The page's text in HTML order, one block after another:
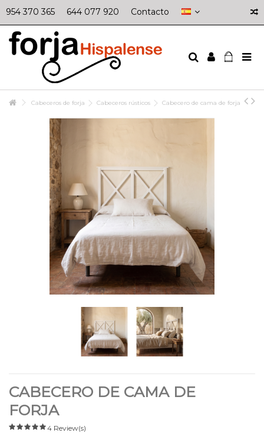
954 370 365 644 077 920 Contacto
Cabeceros de forja Cabeceros rústicos Cabecero de cama de forja
CABECERO DE CAMA DE
FORJA
4 Review(s)